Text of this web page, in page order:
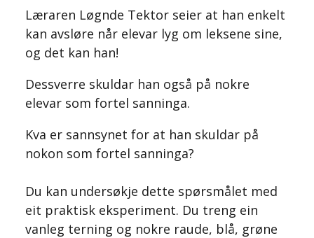
Læraren Løgnde Tektor seier at han enkelt
kan avsløre når elevar lyg om leksene sine,
og det kan han!
Dessverre skuldar han også på nokre
elevar som fortel sanninga.
Kva er sannsynet for at han skuldar på
nokon som fortel sanninga?
Du kan undersøkje dette spørsmålet med
eit praktisk eksperiment. Du treng ein
vanleg terning og nokre raude, blå, grøne